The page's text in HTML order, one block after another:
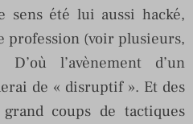
sens été lui aussi hacké,
profession (voir plusieurs,
l’avènement d’un
de « disruptif ». Et des
coups de tactiques